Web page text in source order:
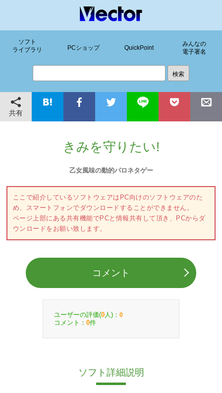
ソフト
ライブラリ
PCショップ QuickPoint
みんなの
電子署名
共有
きみを守りたい!
乙女風味の動的パロネタゲー
ここで紹介しているソフトウェアはPC向けのソフトウェアのた
め、スマートフォンでダウンロードすることができません。
ページ上部にある共有機能でPCと情報共有して頂き、PCからダ
ウンロードをお願い致します。
コメント
ユーザーの評価(0 人)： 0
コメント： 0件
ソフト詳細説明